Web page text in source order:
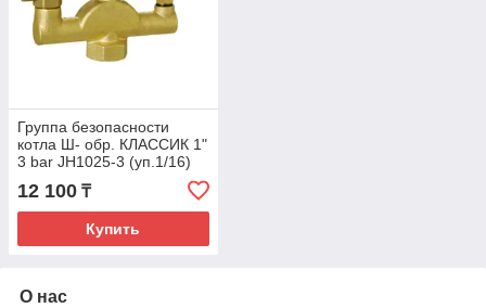
Группа безопасности
котла Ш- обр. КЛАССИК 1"
3 bar JH1025-3 (уп.1/16)
12 100 ₸
Купить
О нас